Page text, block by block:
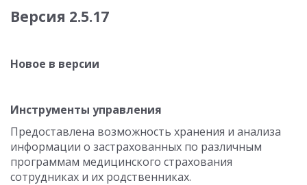
Версия 2.5.17
Новое в версии
Инструменты управления
Предоставлена возможность хранения и анализа
информации о застрахованных по различным
программам медицинского страхования
сотрудниках и их родственниках.